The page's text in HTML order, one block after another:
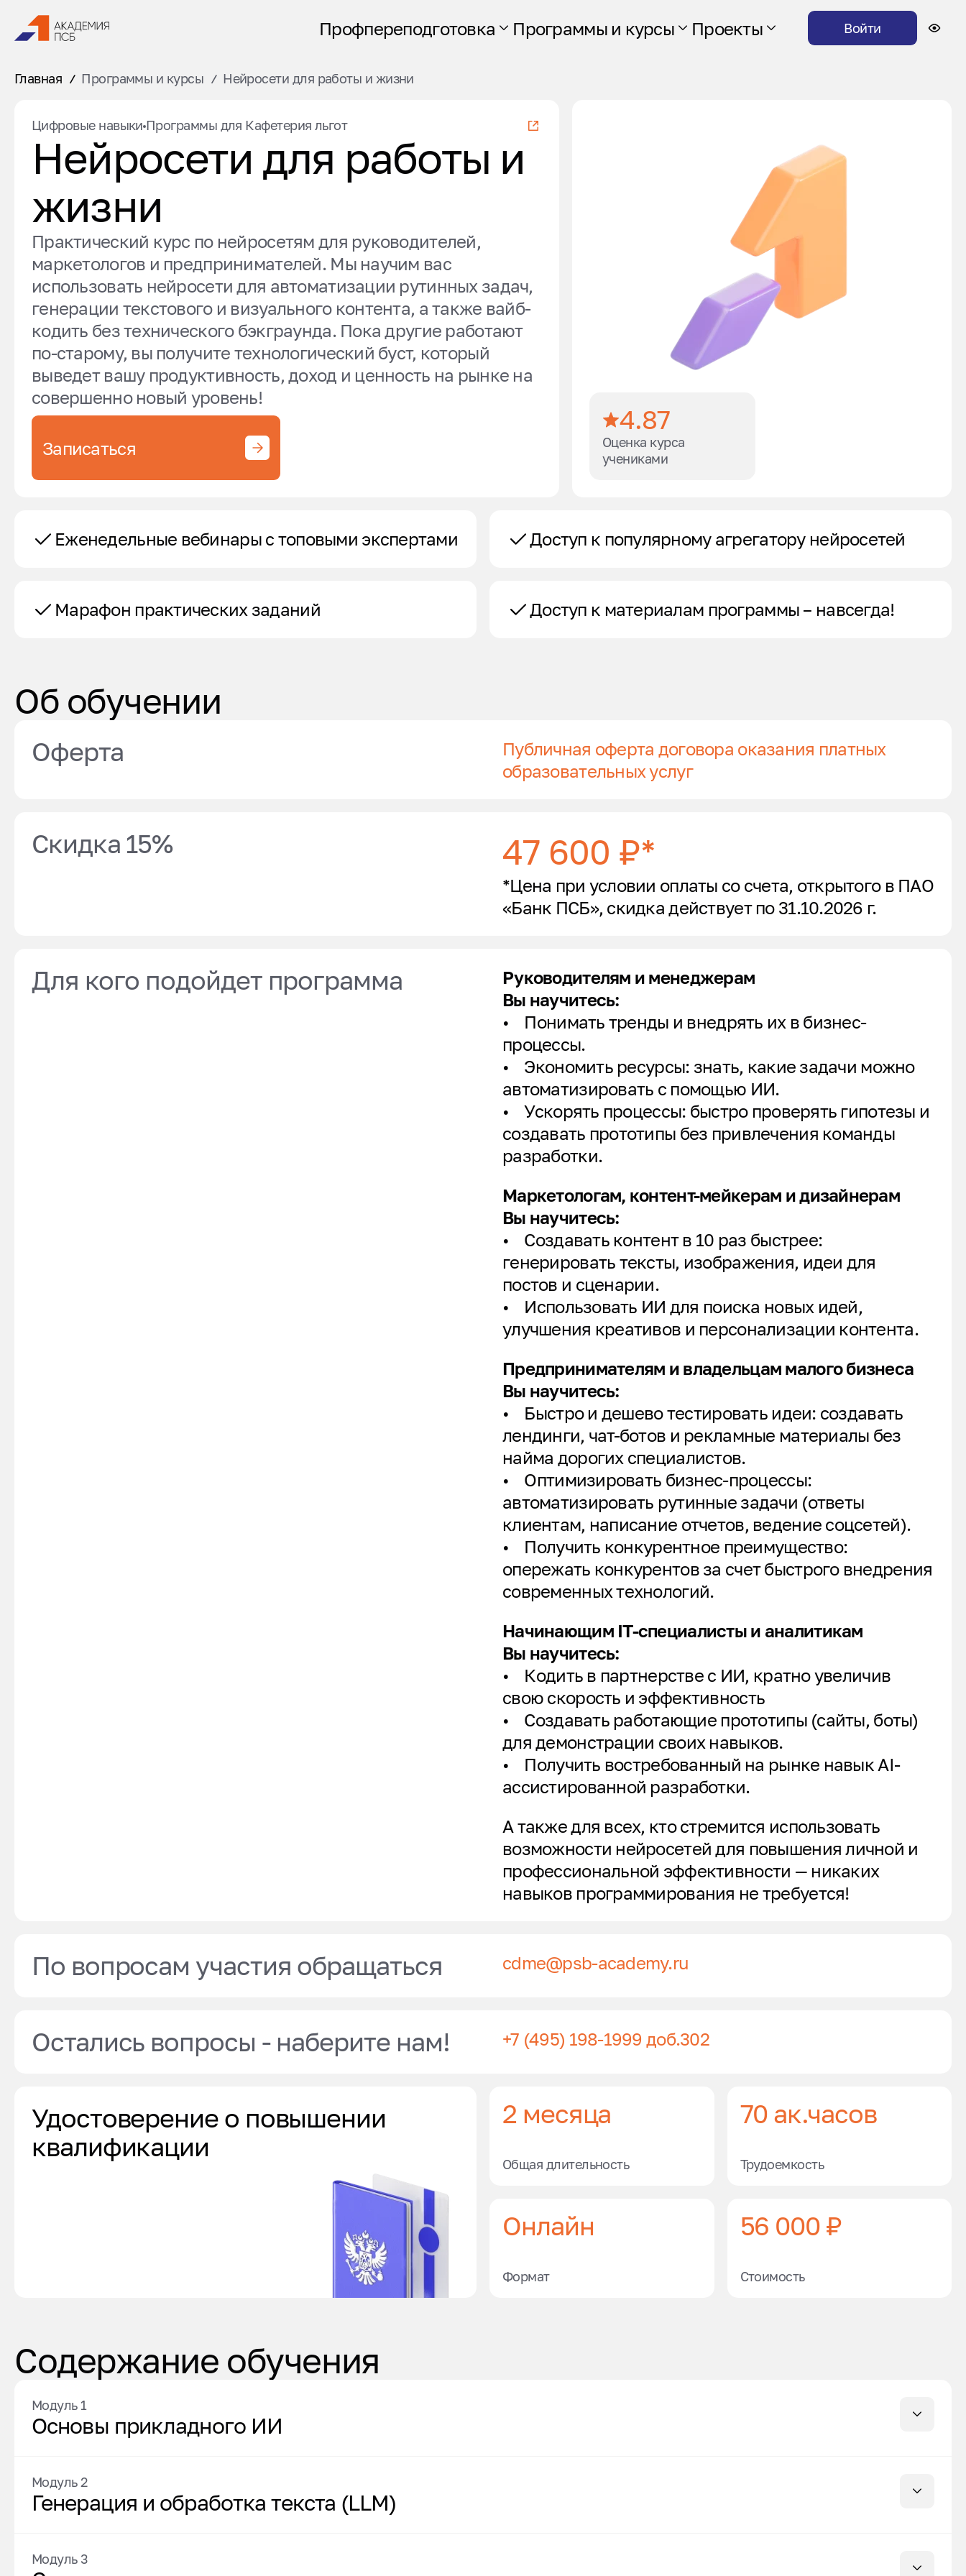
Профпереподготовка Программы и курсы Проекты Войти
Главная Программы и курсы Нейросети для работы и жизни
Цифровые навыки Программы для Кафетерия льгот
Нейросети для работы и
жизни
Практический курс по нейросетям для руководителей,
маркетологов и предпринимателей. Мы научим вас
использовать нейросети для автоматизации рутинных задач,
генерации текстового и визуального контента, а также вайб-
кодить без технического бэкграунда. Пока другие работают
по-старому, вы получите технологический буст, который
выведет вашу продуктивность, доход и ценность на рынке на
совершенно новый уровень!
Записаться
4.87
Оценка курса
учениками
Еженедельные вебинары с топовыми экспертами Доступ к популярному агрегатору нейросетей
Марафон практических заданий Доступ к материалам программы – навсегда!
Об обучении
Оферта
Публичная оферта договора оказания платных
образовательных услуг
Скидка 15% 47 600 ₽*
*Цена при условии оплаты со счета, открытого в ПАО
«Банк ПСБ», скидка действует по 31.10.2026 г.
Для кого подойдет программа
Руководителям и менеджерам
Вы научитесь:
• Понимать тренды и внедрять их в бизнес-
процессы.
• Экономить ресурсы: знать, какие задачи можно
автоматизировать с помощью ИИ.
• Ускорять процессы: быстро проверять гипотезы и
создавать прототипы без привлечения команды
разработки.
Маркетологам, контент-мейкерам и дизайнерам
Вы научитесь:
• Создавать контент в 10 раз быстрее:
генерировать тексты, изображения, идеи для
постов и сценарии.
• Использовать ИИ для поиска новых идей,
улучшения креативов и персонализации контента.
Предпринимателям и владельцам малого бизнеса
Вы научитесь:
• Быстро и дешево тестировать идеи: создавать
лендинги, чат-ботов и рекламные материалы без
найма дорогих специалистов.
• Оптимизировать бизнес-процессы:
автоматизировать рутинные задачи (ответы
клиентам, написание отчетов, ведение соцсетей).
• Получить конкурентное преимущество:
опережать конкурентов за счет быстрого внедрения
современных технологий.
Начинающим IT-специалисты и аналитикам
Вы научитесь:
• Кодить в партнерстве с ИИ, кратно увеличив
свою скорость и эффективность
• Создавать работающие прототипы (сайты, боты)
для демонстрации своих навыков.
• Получить востребованный на рынке навык AI-
ассистированной разработки.
А также для всех, кто стремится использовать
возможности нейросетей для повышения личной и
профессиональной эффективности — никаких
навыков программирования не требуется!
По вопросам участия обращаться cdme@psb-academy.ru
Остались вопросы - наберите нам! +7 (495) 198-1999 доб.302
Удостоверение о повышении
квалификации
2 месяца
Общая длительность
70 ак.часов
Трудоемкость
Онлайн
Формат
56 000 ₽
Стоимость
Содержание обучения
Модуль 1
Основы прикладного ИИ
Модуль 2
Генерация и обработка текста (LLM)
Модуль 3